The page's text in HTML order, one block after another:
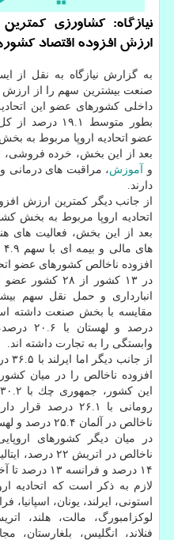
نیازگاه: كشاورزی
ارزش افزوده اقتصاد
به گزارش نیازگاه به نقل از
صنعت بیشترین سهم را از ارزش
بطور متوسط
عضو اتحادیه اروپا مربوط به
و
آموزش
دارند.
از جانب دیگر كمترین ارزش
اتحادیه اروپا مربوط به بخش
افزوده ناخالص كشورهای عضو
در ۱۳ كشور از
انبارداری و حمل نقل سهم
درصد و
وابستگی را به تجارت داشته اند.
از
افزوده ناخالص را در میان
رومانی با ۲۶.۱
ناخالص در آلمان ۲۵.۴ درصد و لهستان ۲۵ درصد بوده است.
در میان دیگر كشورهای
۱۴ درصد و فرانسه ۱۳ درصد تا آخر سال ۲۰۱۸ بوده است.
استونی، ایرلند، یونان، اسپانیا،
لوكزامبورگ، مالت، هلند،
فنلاند، انگلیس، بلغارستان،